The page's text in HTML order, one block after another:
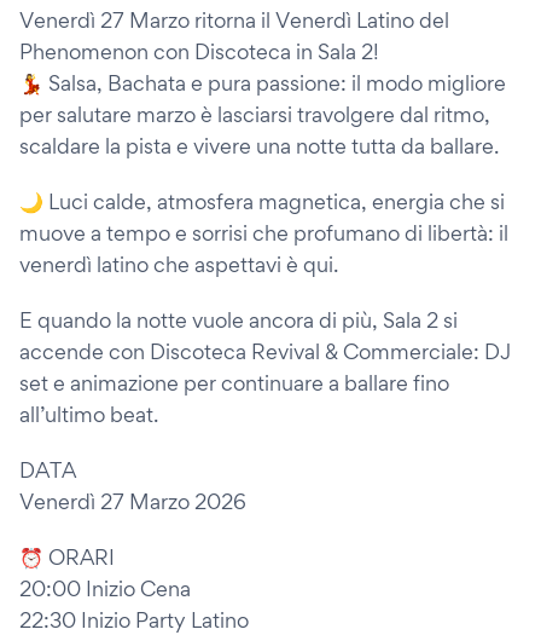
Venerdì 27 Marzo ritorna il Venerdì Latino del
Phenomenon con Discoteca in Sala 2!
💃 Salsa, Bachata e pura passione: il modo migliore
per salutare marzo è lasciarsi travolgere dal ritmo,
scaldare la pista e vivere una notte tutta da ballare.
🌙 Luci calde, atmosfera magnetica, energia che si
muove a tempo e sorrisi che profumano di libertà: il
venerdì latino che aspettavi è qui.
E quando la notte vuole ancora di più, Sala 2 si
accende con Discoteca Revival & Commerciale: DJ
set e animazione per continuare a ballare fino
all’ultimo beat.
DATA
Venerdì 27 Marzo 2026
⏰ ORARI
20:00 Inizio Cena
22:30 Inizio Party Latino